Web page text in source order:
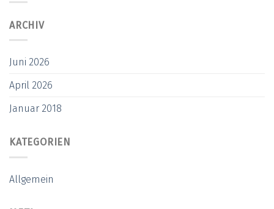
ARCHIV
Juni 2026
April 2026
Januar 2018
KATEGORIEN
Allgemein